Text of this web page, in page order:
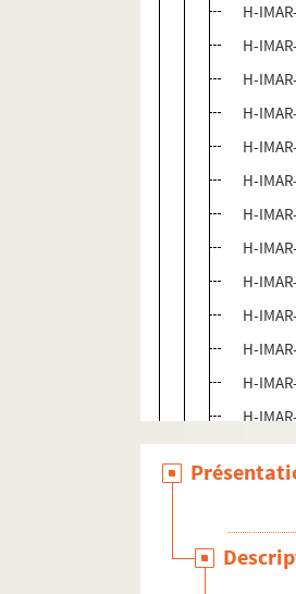
H-
H-
H-
H-
H-
H-
H-
H-
H-
H-
H-
H-
H-
H-
H-
H-
H-